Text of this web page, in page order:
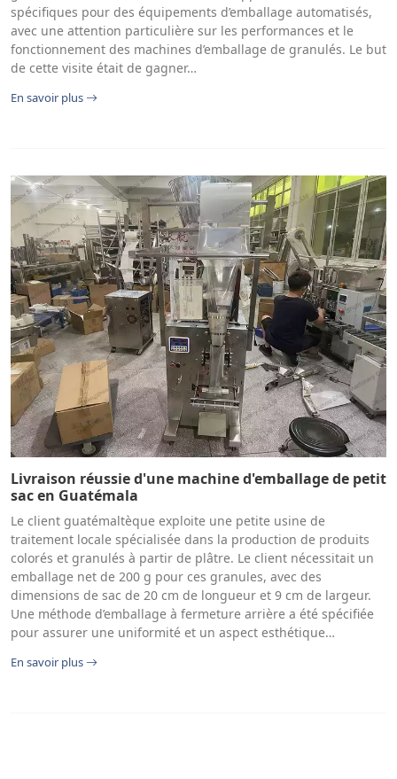
spécifiques pour des équipements d’emballage automatisés,
avec une attention particulière sur les performances et le
fonctionnement des machines d’emballage de granulés. Le but
de cette visite était de gagner…
En savoir plus
Livraison réussie d'une machine d'emballage de petit
sac en Guatémala
Le client guatémaltèque exploite une petite usine de
traitement locale spécialisée dans la production de produits
colorés et granulés à partir de plâtre. Le client nécessitait un
emballage net de 200 g pour ces granules, avec des
dimensions de sac de 20 cm de longueur et 9 cm de largeur.
Une méthode d’emballage à fermeture arrière a été spécifiée
pour assurer une uniformité et un aspect esthétique…
En savoir plus